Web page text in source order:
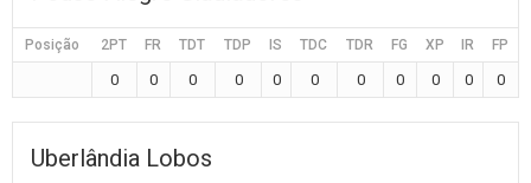
Posição 2PT FR TDT TDP IS TDC TDR FG XP IR FP
0 0 0 0 0 0 0 0 0 0 0
Uberlândia Lobos